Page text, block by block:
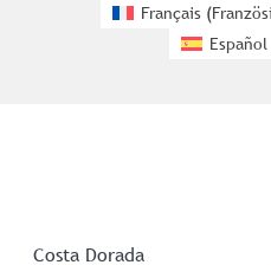
Français (
Español
Costa Dorada